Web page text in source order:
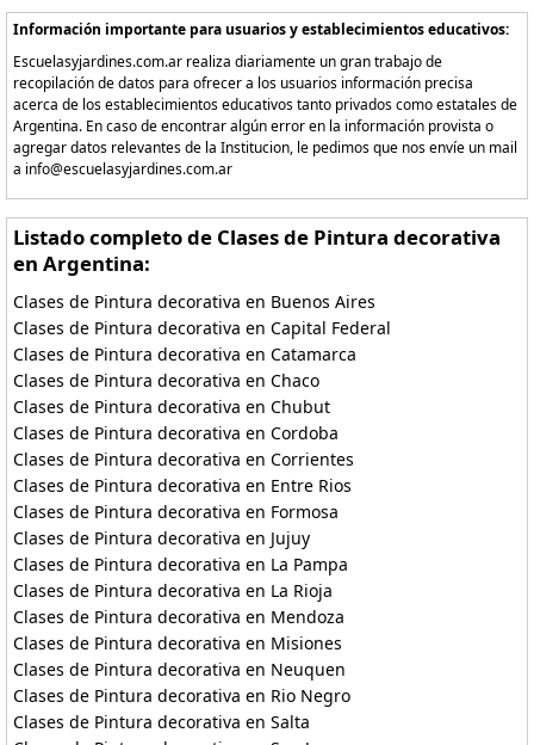
Información importante para usuarios y establecimientos educativos:
Escuelasyjardines.com.ar realiza diariamente un gran trabajo de
recopilación de datos para ofrecer a los usuarios información precisa
acerca de los establecimientos educativos tanto privados como estatales de
Argentina. En caso de encontrar algún error en la información provista o
agregar datos relevantes de la Institucion, le pedimos que nos envíe un mail
a info@escuelasyjardines.com.ar
Listado completo de Clases de Pintura decorativa
en Argentina:
Clases de Pintura decorativa en Buenos Aires
Clases de Pintura decorativa en Capital Federal
Clases de Pintura decorativa en Catamarca
Clases de Pintura decorativa en Chaco
Clases de Pintura decorativa en Chubut
Clases de Pintura decorativa en Cordoba
Clases de Pintura decorativa en Corrientes
Clases de Pintura decorativa en Entre Rios
Clases de Pintura decorativa en Formosa
Clases de Pintura decorativa en Jujuy
Clases de Pintura decorativa en La Pampa
Clases de Pintura decorativa en La Rioja
Clases de Pintura decorativa en Mendoza
Clases de Pintura decorativa en Misiones
Clases de Pintura decorativa en Neuquen
Clases de Pintura decorativa en Rio Negro
Clases de Pintura decorativa en Salta